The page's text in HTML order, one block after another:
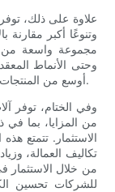
علاوة على ذلك،
وتنوعًا أكبر مقارنة
مجموعة واسعة من
وحتى الأنماط
أوسع من المنتجات لعملائها، مما يزيد من قدرتها التنافسية في السوق.
وفي الختام، توفر
من المزايا، بما في
الاستثمار. تتمتع
تكاليف العمالة،
من خلال الاستثمار
للشركات تحسين